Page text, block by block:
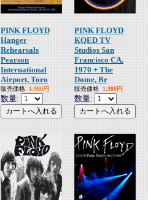
PINK FLOYD
Hanger
Rehearsals
Pearson
International
Airport, Toro
販売価格 1,980円
数量:
PINK FLOYD
KQED TV
Studios San
Francisco CA.
1970 + The
Dome, Br
販売価格 1,980円
数量: